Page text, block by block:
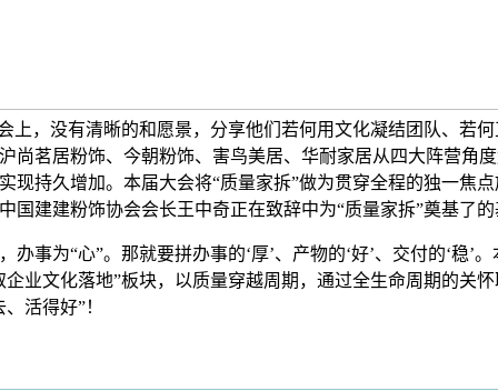
上，没有清晰的和愿景，分享他们若何用文化凝结团队、若
尚茗居粉饰、今朝粉饰、害鸟美居、华耐家居从四大阵营角
现持久增加。本届大会将“质量家拆”做为贯穿全程的独一焦
国建建粉饰协会会长王中奇正在致辞中为“质量家拆”奠基了
为“心”。那就要拼办事的‘厚’、产物的‘好’、交付的‘稳’。
企业文化落地”板块，以质量穿越周期，通过全生命周期的关
活得好”！